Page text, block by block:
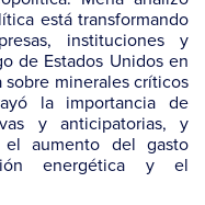
está transformando
instituciones y
de Estados Unidos en
minerales críticos
la importancia de
y anticipatorias, y
el aumento del gasto
energética y el